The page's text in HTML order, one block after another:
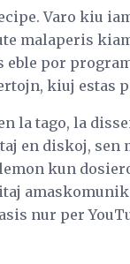
Varo kiu
malaperis
eble por
kiuj estas
la tago, la
en diskoj,
kun
nur per